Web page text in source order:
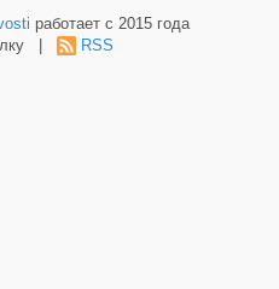
работает с 2015 года
| RSS